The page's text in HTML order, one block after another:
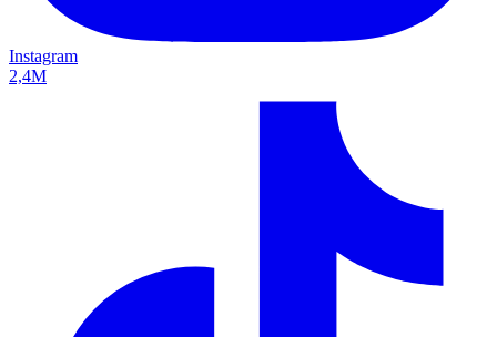
Instagram
2,4M